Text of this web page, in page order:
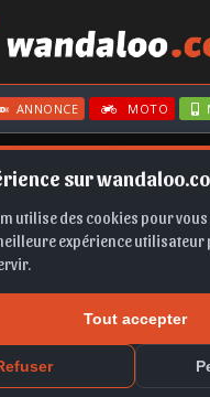
sur
utilise des cookies pour
expérience utilisateur
Tout accepter
ANNONCE MOTO
KAMIQ TIGUAN
Toutes les
Diesel Occasion Rabat Maroc